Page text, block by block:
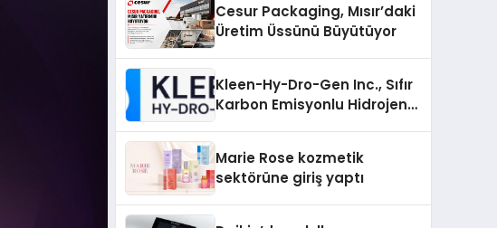
Cesur Packaging, Mısır’daki
Üretim Üssünü Büyütüyor
Kleen-Hy-Dro-Gen Inc., Sıfır
Karbon Emisyonlu Hidrojen
Aldı
Marie Rose kozmetik
sektörüne giriş yaptı